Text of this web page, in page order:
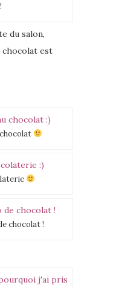
du salon,
chocolat est
chocolat !